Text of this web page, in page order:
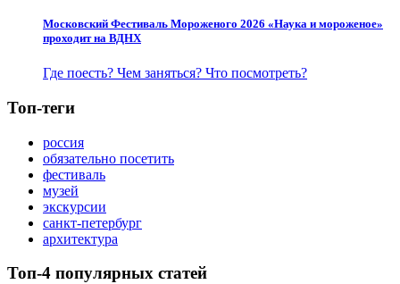
Московский Фестиваль Мороженого 2026 «Наука и мороженое»
проходит на ВДНХ
Где поесть? Чем заняться? Что посмотреть?
Топ-теги
россия
обязательно посетить
фестиваль
музей
экскурсии
санкт-петербург
архитектура
Топ-4 популярных статей